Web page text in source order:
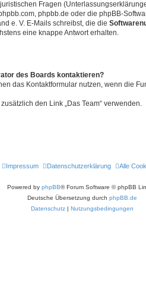
Fragen
phpbb.de oder die phpBB-
e. V. E-Mails schreibst, die die
eine knappe Antwort erhalten.
des Boards kontaktieren?
das Kontaktformular nutzen, wenn die
den Link „Das Team“ verwenden.
Alle
Datenschutzerklärung
Impressum
Powered by phpBB® Forum Software © phpBB
Deutsche Übersetzung durch phpBB.de
Datenschutz | Nutzungsbedingungen